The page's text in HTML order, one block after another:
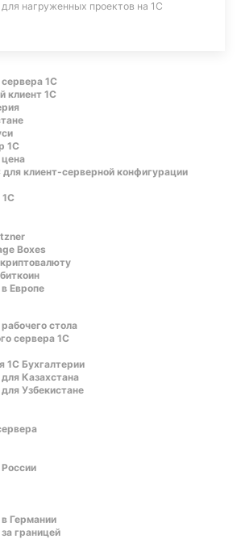
нагруженных проектов на 1С
1С
клиент 1С
1С
клиент-серверной конфигурации
1С
Boxes
Европе
стола
сервера 1С
1С Бухгалтерии
Казахстана
Узбекистане
Германии
границей